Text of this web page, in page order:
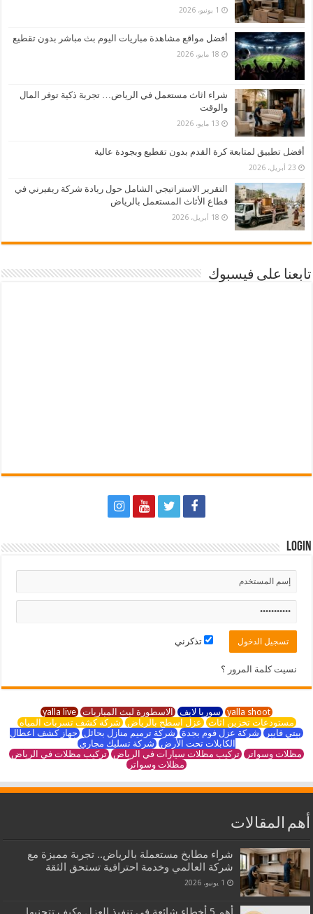
1 يونيو، 2026
أفضل مواقع مشاهدة مباريات اليوم بث مباشر بدون تقطيع
18 مايو، 2026
شراء اثاث مستعمل في الرياض… تجربة ذكية توفر المال
والوقت
13 مايو، 2026
أفضل تطبيق لمتابعة كرة القدم بدون تقطيع وبجودة عالية
23 أبريل، 2026
التقرير الاستراتيجي الشامل حول ريادة شركة ريفيرني في
قطاع الأثاث المستعمل بالرياض
18 أبريل، 2026
تابعنا على فيسبوك
Login
تذكرني
نسيت كلمة المرور ؟
yalla shoot سوريا لايف الاسطورة لبث المباريات yalla live
مستودعات تخزين اثاث عزل اسطح بالرياض شركة كشف تسربات المياه
بيتي فايبر شركة عزل فوم بجدة شركة ترميم منازل بحائل جهاز كشف اعطال
الكابلات تحت الأرض شركة تسليك مجاري
مظلات وسواتر تركيب مظلات سيارات في الرياض تركيب مظلات في الرياض
مظلات وسواتر
أهم المقالات
شراء مطابخ مستعملة بالرياض.. تجربة مميزة مع
شركة العالمي وخدمة احترافية تستحق الثقة
1 يونيو، 2026